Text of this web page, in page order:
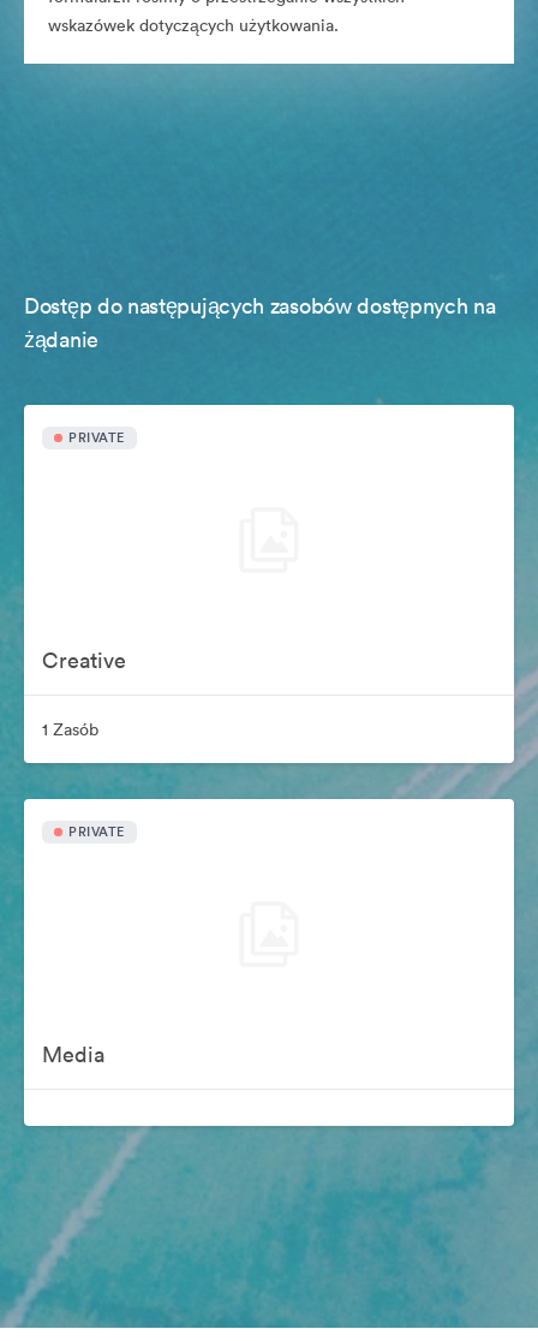
wskazówek dotyczących użytkowania.
Dostęp do następujących zasobów dostępnych na
żądanie
PRIVATE
Creative
1 Zasób
PRIVATE
Media